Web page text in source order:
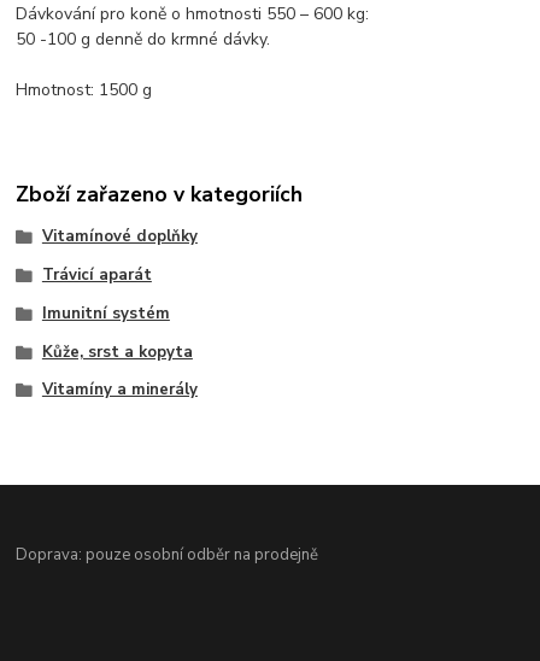
Dávkování pro koně o hmotnosti 550 – 600 kg:
50 -100 g denně do krmné dávky.
Hmotnost: 1500 g
Zboží zařazeno v kategoriích
Vitamínové doplňky
Trávicí aparát
Imunitní systém
Kůže, srst a kopyta
Vitamíny a minerály
Doprava: pouze osobní odběr na prodejně